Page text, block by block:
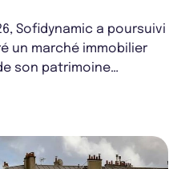
Sofidynamic a poursuivi
un marché immobilier
son patrimoine
constan...